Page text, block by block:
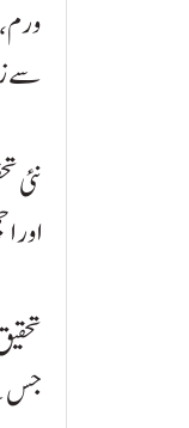
سے
نئی
اور
جس